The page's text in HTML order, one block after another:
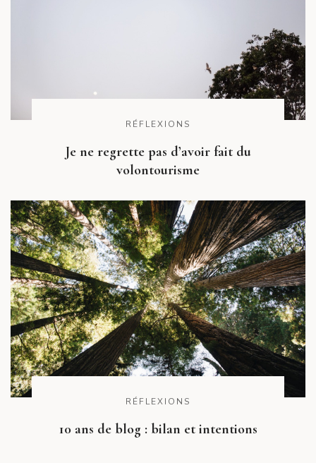
RÉFLEXIONS
Je ne regrette pas d’avoir fait du
volontourisme
RÉFLEXIONS
10 ans de blog : bilan et intentions